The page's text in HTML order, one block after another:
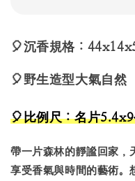
🎈沉香規格：
🎈野生造型大氣自然
🎈比例尺：名片
帶一片森林的靜謐回家，
享受香氣與時間的藝術。